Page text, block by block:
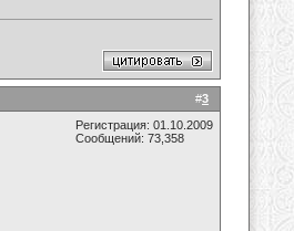
#3
Регистрация: 01.10.2009
Сообщений: 73,358